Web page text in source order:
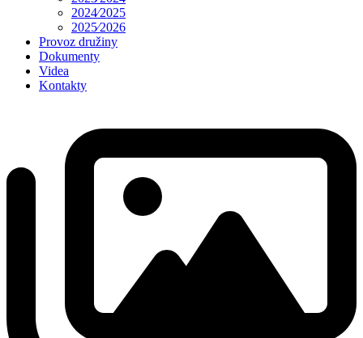
2024⁄2025
2025⁄2026
Provoz družiny
Dokumenty
Videa
Kontakty